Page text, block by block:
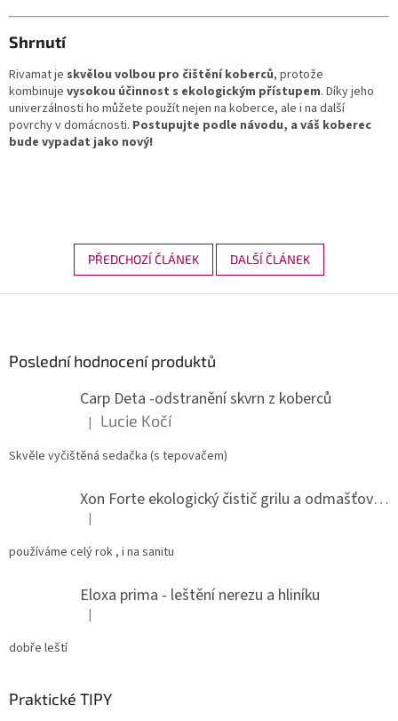
Shrnutí
Rivamat je skvělou volbou pro čištění koberců, protože
kombinuje vysokou účinnost s ekologickým přístupem. Díky jeho
univerzálnosti ho můžete použít nejen na koberce, ale i na další
povrchy v domácnosti. Postupujte podle návodu, a váš koberec
bude vypadat jako nový!
PŘEDCHOZÍ ČLÁNEK DALŠÍ ČLÁNEK
Poslední hodnocení produktů
Carp Deta -odstranění skvrn z koberců
Hodnocení produktu je 5 z 5 hvězdiček.
| Lucie Kočí
Skvěle vyčištěná sedačka (s tepovačem)
Xon Forte ekologický čistič grilu a odmašťovač do kuchyně
Hodnocení produktu je 5 z 5 hvězdiček.
|
používáme celý rok , i na sanitu
Eloxa prima - leštění nerezu a hliníku
Hodnocení produktu je 5 z 5 hvězdiček.
|
dobře leští
Praktické TIPY